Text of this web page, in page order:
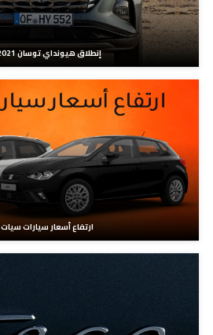
إنطلاق هيونداي توسان 2021 رسميًا
ارتفاع أسعار سيارات سيات 2021